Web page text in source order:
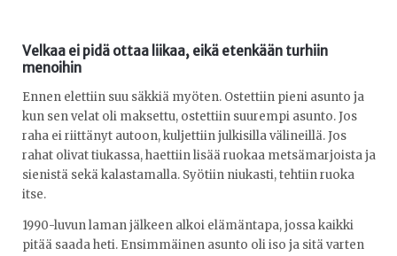
Velkaa ei pidä ottaa liikaa, eikä etenkään turhiin
menoihin
Ennen elettiin suu säkkiä myöten. Ostettiin pieni asunto ja
kun sen velat oli maksettu, ostettiin suurempi asunto. Jos
raha ei riittänyt autoon, kuljettiin julkisilla välineillä. Jos
rahat olivat tiukassa, haettiin lisää ruokaa metsämarjoista ja
sienistä sekä kalastamalla. Syötiin niukasti, tehtiin ruoka
itse.
1990-luvun laman jälkeen alkoi elämäntapa, jossa kaikki
pitää saada heti. Ensimmäinen asunto oli iso ja sitä varten